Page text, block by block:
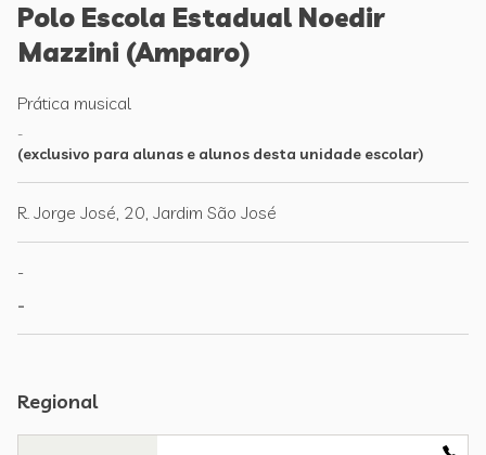
Polo Escola Estadual Noedir
Mazzini (Amparo)
Prática musical
-
(exclusivo para alunas e alunos desta unidade escolar)
R. Jorge José, 20, Jardim São José
-
-
Regional